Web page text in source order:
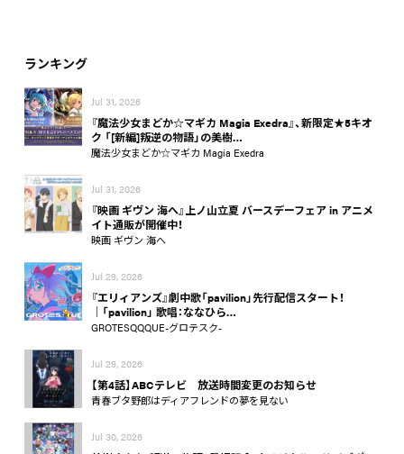
ランキング
Jul 31, 2026
『魔法少女まどか☆マギカ Magia Exedra』、新限定★5キオ
ク 「[新編]叛逆の物語」の美樹…
魔法少女まどか☆マギカ Magia Exedra
Jul 31, 2026
『映画 ギヴン 海へ』上ノ山立夏 バースデーフェア in アニメ
イト通販が開催中！
映画 ギヴン 海へ
Jul 29, 2026
『エリィアンズ』劇中歌「pavilion」先行配信スタート！
│「pavilion」 歌唱：ななひら…
GROTESQQQUE-グロテスク-
Jul 29, 2026
【第4話】ABCテレビ 放送時間変更のお知らせ
青春ブタ野郎はディアフレンドの夢を見ない
Jul 30, 2026